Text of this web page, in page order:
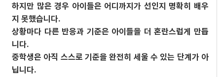
하지만 많은 경우 아이들은 어디까지가 선인지 명확히 배우
지 못했습니다.
상황마다 다른 반응과 기준은 아이들을 더 혼란스럽게 만듭
니다.
중학생은 아직 스스로 기준을 완전히 세울 수 있는 단계가 아
닙니다.